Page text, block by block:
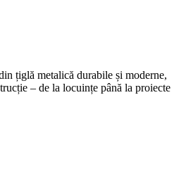
țiglă metalică durabile și moderne,
– de la locuințe până la proiecte